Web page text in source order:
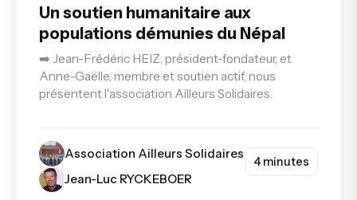
Un soutien humanitaire aux
populations démunies du Népal
➡️ Jean-Frédéric HEIZ, président-fondateur, et
Anne-Gaëlle, membre et soutien actif, nous
présentent l'association Ailleurs Solidaires.
Association Ailleurs Solidaires
Jean-Luc RYCKEBOER
4 minutes